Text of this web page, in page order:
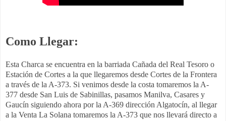
Como Llegar:
Esta Charca se encuentra en la barriada Cañada del Real Tesoro o
Estación de Cortes a la que llegaremos desde Cortes de la Frontera
a través de la A-373. Si venimos desde la costa tomaremos la A-
377 desde San Luis de Sabinillas, pasamos Manilva, Casares y
Gaucín siguiendo ahora por la A-369 dirección Algatocín, al llegar
a la Venta La Solana tomaremos la A-373 que nos llevará directo a